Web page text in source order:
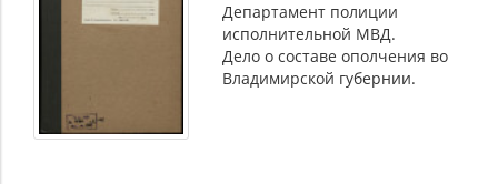
Департамент полиции
исполнительной МВД.
Дело о составе ополчения во
Владимирской губернии.